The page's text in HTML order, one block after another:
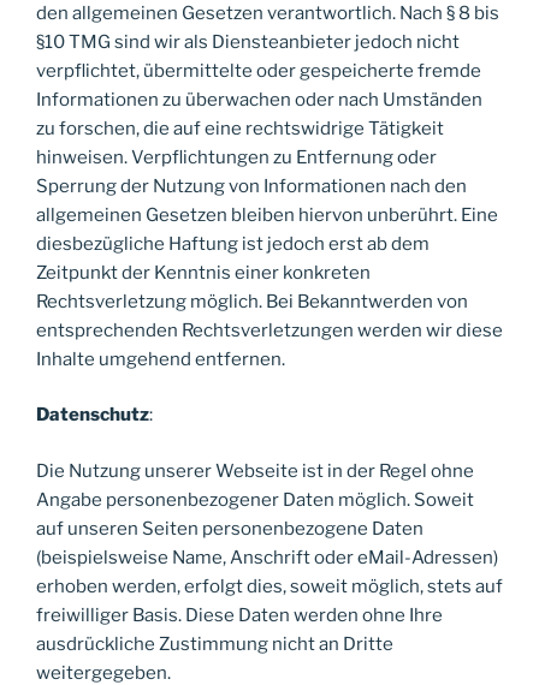
den allgemeinen Gesetzen verantwortlich. Nach § 8 bis
§10 TMG sind wir als Diensteanbieter jedoch nicht
verpflichtet, übermittelte oder gespeicherte fremde
Informationen zu überwachen oder nach Umständen
zu forschen, die auf eine rechtswidrige Tätigkeit
hinweisen. Verpflichtungen zu Entfernung oder
Sperrung der Nutzung von Informationen nach den
allgemeinen Gesetzen bleiben hiervon unberührt. Eine
diesbezügliche Haftung ist jedoch erst ab dem
Zeitpunkt der Kenntnis einer konkreten
Rechtsverletzung möglich. Bei Bekanntwerden von
entsprechenden Rechtsverletzungen werden wir diese
Inhalte umgehend entfernen.
Datenschutz:
Die Nutzung unserer Webseite ist in der Regel ohne
Angabe personenbezogener Daten möglich. Soweit
auf unseren Seiten personenbezogene Daten
(beispielsweise Name, Anschrift oder eMail-Adressen)
erhoben werden, erfolgt dies, soweit möglich, stets auf
freiwilliger Basis. Diese Daten werden ohne Ihre
ausdrückliche Zustimmung nicht an Dritte
weitergegeben.